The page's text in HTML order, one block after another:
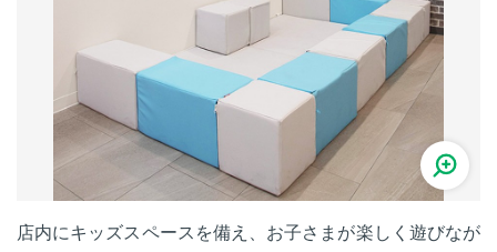
店内にキッズスペースを備え、お子さまが楽しく遊びなが